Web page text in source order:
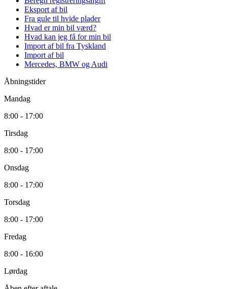
Eksport af bil
Fra gule til hvide plader
Hvad er min bil værd?
Hvad kan jeg få for min bil
Import af bil fra Tyskland
Import af bil
Mercedes, BMW og Audi
Åbningstider
Mandag
8:00 - 17:00
Tirsdag
8:00 - 17:00
Onsdag
8:00 - 17:00
Torsdag
8:00 - 17:00
Fredag
8:00 - 16:00
Lørdag